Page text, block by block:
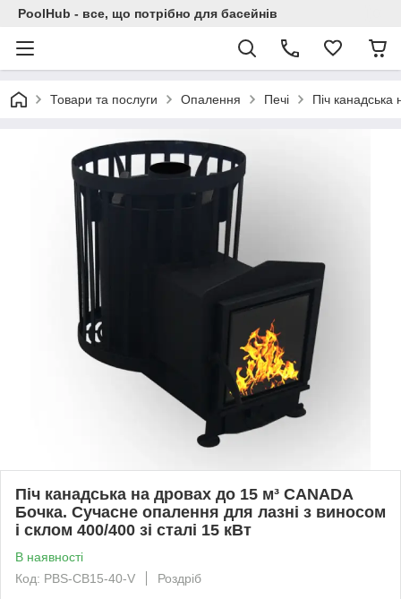
PoolHub - все, що потрібно для басейнів
Товари та послуги Опалення Печі Піч
Піч канадська на дровах до 15 м³ CANADA
Бочка. Сучасне опалення для лазні з виносом
і склом 400/400 зі сталі 15 кВт
В наявності
Код: PBS-CB15-40-V
Роздріб